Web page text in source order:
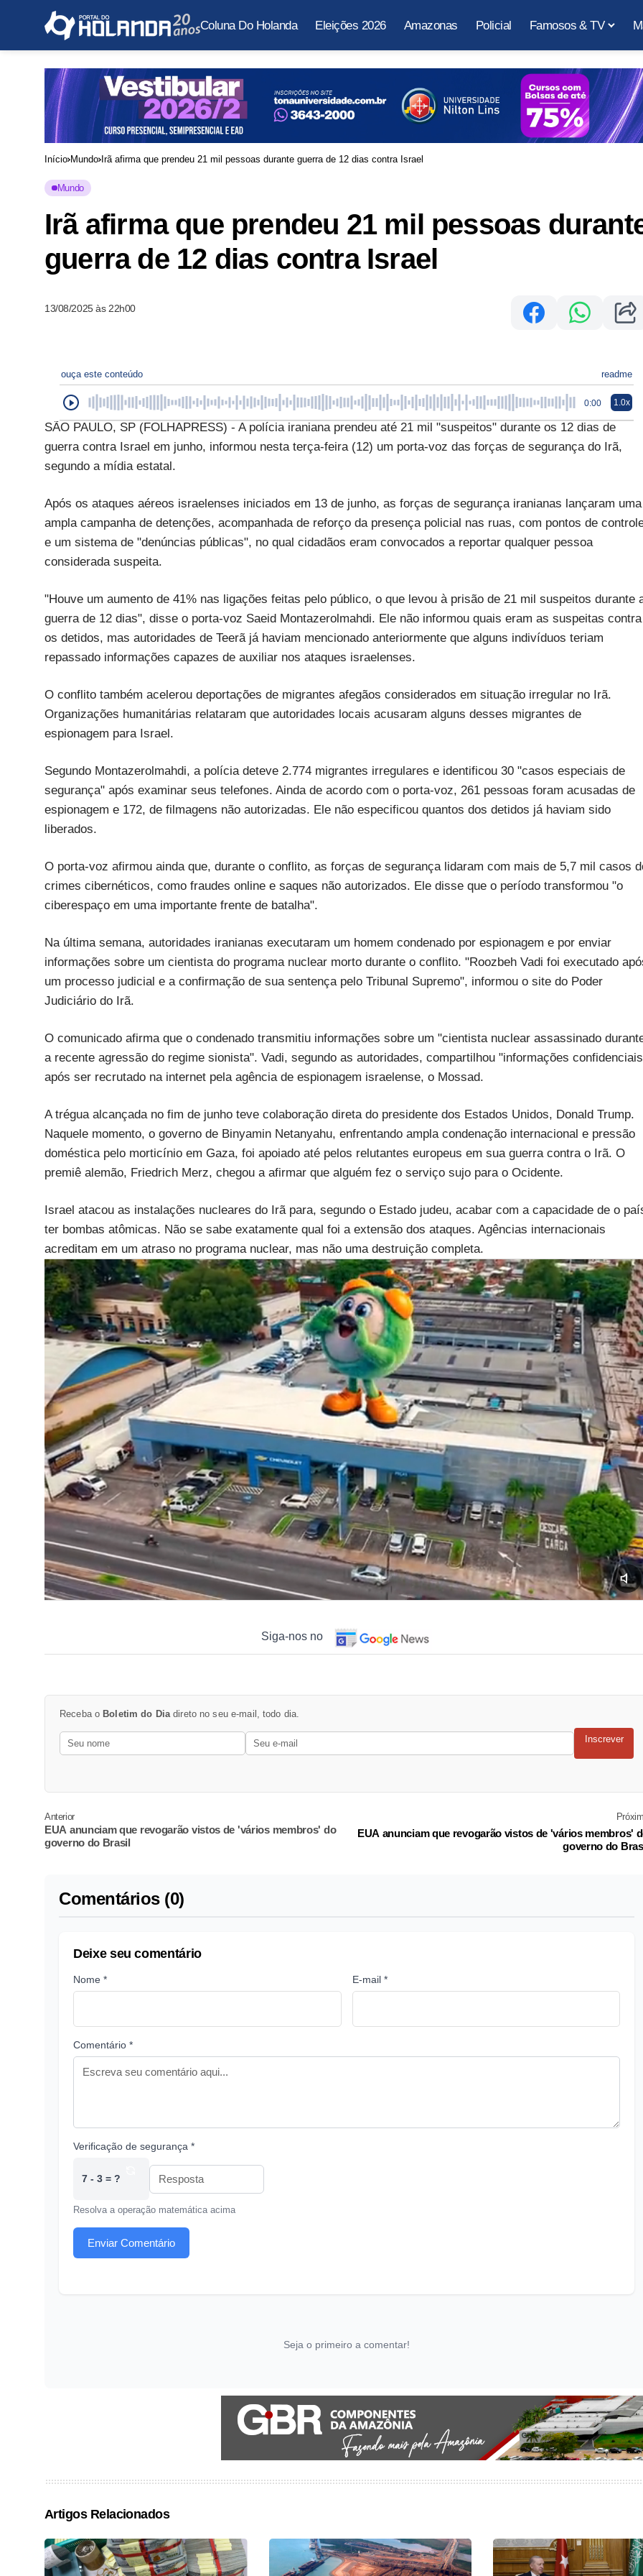
Coluna Do Holanda Eleições 2026 Amazonas Policial Famosos & TV
Início Mundo Irã afirma que prendeu 21 mil pessoas durante guerra de 12 dias contra Israel
Mundo
Irã afirma que prendeu 21 mil pessoas
guerra de 12 dias contra Israel
13/08/2025 às 22h00
ouça este conteúdo readme
0:00 1.0x
SÃO PAULO, SP (FOLHAPRESS) - A polícia iraniana prendeu até 21 mil "suspeitos" durante os 12 dias de
guerra contra Israel em junho, informou nesta terça-feira (12) um porta-voz das forças de segurança do Irã,
segundo a mídia estatal.
Após os ataques aéreos israelenses iniciados em 13 de junho, as forças de segurança iranianas lançaram uma
ampla campanha de detenções, acompanhada de reforço da presença policial nas ruas, com pontos de
e um sistema de "denúncias públicas", no qual cidadãos eram convocados a reportar qualquer pessoa
considerada suspeita.
"Houve um aumento de 41% nas ligações feitas pelo público, o que levou à prisão de 21 mil suspeitos durante
guerra de 12 dias", disse o porta-voz Saeid Montazerolmahdi. Ele não informou quais eram as suspeitas contra
os detidos, mas autoridades de Teerã já haviam mencionado anteriormente que alguns indivíduos teriam
repassado informações capazes de auxiliar nos ataques israelenses.
O conflito também acelerou deportações de migrantes afegãos considerados em situação irregular no Irã.
Organizações humanitárias relataram que autoridades locais acusaram alguns desses migrantes de
espionagem para Israel.
Segundo Montazerolmahdi, a polícia deteve 2.774 migrantes irregulares e identificou 30 "casos especiais de
segurança" após examinar seus telefones. Ainda de acordo com o porta-voz, 261 pessoas foram acusadas de
espionagem e 172, de filmagens não autorizadas. Ele não especificou quantos dos detidos já haviam sido
liberados.
O porta-voz afirmou ainda que, durante o conflito, as forças de segurança lidaram com mais de 5,7 mil casos
crimes cibernéticos, como fraudes online e saques não autorizados. Ele disse que o período transformou "o
ciberespaço em uma importante frente de batalha".
Na última semana, autoridades iranianas executaram um homem condenado por espionagem e por enviar
informações sobre um cientista do programa nuclear morto durante o conflito. "Roozbeh Vadi foi executado
um processo judicial e a confirmação de sua sentença pelo Tribunal Supremo", informou o site do Poder
Judiciário do Irã.
O comunicado afirma que o condenado transmitiu informações sobre um "cientista nuclear assassinado
a recente agressão do regime sionista". Vadi, segundo as autoridades, compartilhou "informações
após ser recrutado na internet pela agência de espionagem israelense, o Mossad.
A trégua alcançada no fim de junho teve colaboração direta do presidente dos Estados Unidos, Donald Trump.
Naquele momento, o governo de Binyamin Netanyahu, enfrentando ampla condenação internacional e pressão
doméstica pelo morticínio em Gaza, foi apoiado até pelos relutantes europeus em sua guerra contra o Irã. O
premiê alemão, Friedrich Merz, chegou a afirmar que alguém fez o serviço sujo para o Ocidente.
Israel atacou as instalações nucleares do Irã para, segundo o Estado judeu, acabar com a capacidade de o
ter bombas atômicas. Não se sabe exatamente qual foi a extensão dos ataques. Agências internacionais
acreditam em um atraso no programa nuclear, mas não uma destruição completa.
Siga-nos no
Receba o Boletim do Diadireto no seu e-mail, todo dia.
Inscrever
Anterior
EUA anunciam que revogarão vistos de 'vários membros' do
governo do Brasil
EUA anunciam que revogarão vistos de 'vários membros'
governo do
Comentários (0)
Deixe seu comentário
Nome * E-mail *
Comentário *
Verificação de segurança *
7 - 3 = ?
Resolva a operação matemática acima
Enviar Comentário
Seja o primeiro a comentar!
Artigos Relacionados